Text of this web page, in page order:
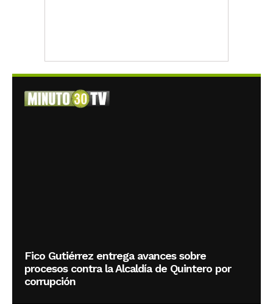
Fico Gutiérrez entrega avances sobre
procesos contra la Alcaldía de Quintero por
corrupción